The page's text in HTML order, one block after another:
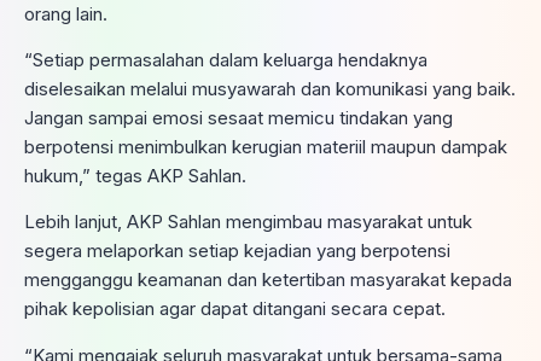
orang lain.
“Setiap permasalahan dalam keluarga hendaknya
diselesaikan melalui musyawarah dan komunikasi yang baik.
Jangan sampai emosi sesaat memicu tindakan yang
berpotensi menimbulkan kerugian materiil maupun dampak
hukum,” tegas AKP Sahlan.
Lebih lanjut, AKP Sahlan mengimbau masyarakat untuk
segera melaporkan setiap kejadian yang berpotensi
mengganggu keamanan dan ketertiban masyarakat kepada
pihak kepolisian agar dapat ditangani secara cepat.
“Kami mengajak seluruh masyarakat untuk bersama-sama